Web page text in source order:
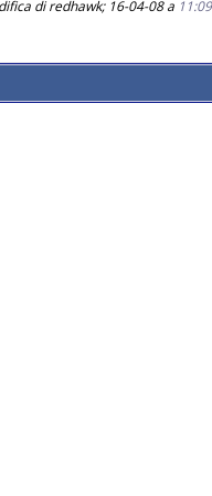
di redhawk; 16-04-08 a